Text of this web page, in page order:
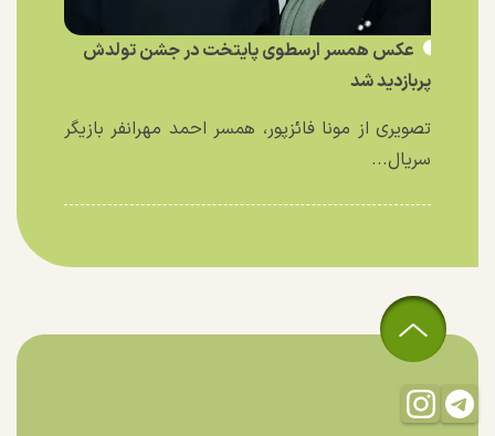
عکس همسر ارسطوی پایتخت در جشن تولدش
پربازدید شد
تصویری از مونا فائزپور، همسر احمد مهرانفر بازیگر
سریال...